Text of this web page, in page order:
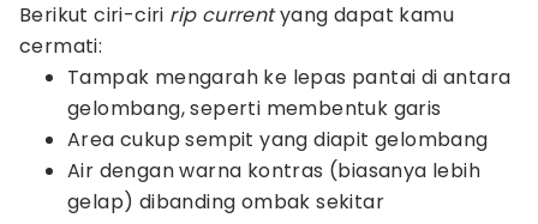
Berikut ciri-ciri rip currentyang dapat kamu
cermati:
Tampak mengarah ke lepas pantai di antara
gelombang, seperti membentuk garis
Area cukup sempit yang diapit gelombang
Air dengan warna kontras (biasanya lebih
gelap) dibanding ombak sekitar